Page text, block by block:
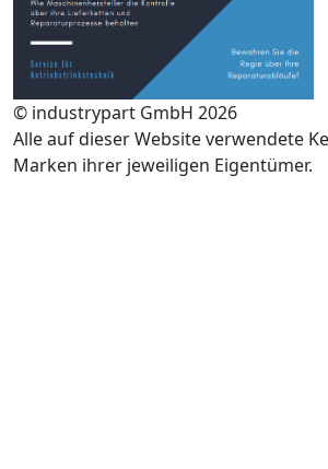
© industrypart GmbH 2026
Alle auf dieser Website verwendete
Marken ihrer jeweiligen Eigentümer.